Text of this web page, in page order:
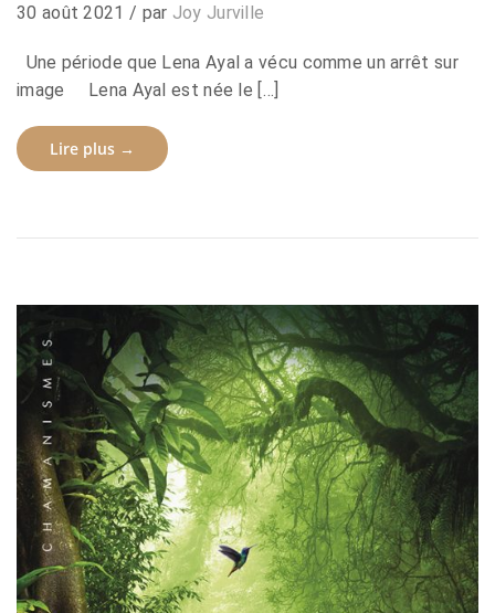
30 août 2021 / par Joy Jurville
Une période que Lena Ayal a vécu comme un arrêt sur
image Lena Ayal est née le […]
Lire plus →